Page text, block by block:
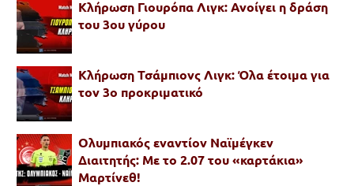
Κλήρωση Γιουρόπα Λιγκ: Ανοίγει η δράση
του 3ου γύρου
Κλήρωση Τσάμπιονς Λιγκ: Όλα έτοιμα για
τον 3ο προκριματικό
Ολυμπιακός εναντίον Ναϊμέγκεν
Διαιτητής: Με το 2.07 του «καρτάκια»
Μαρτίνεθ!